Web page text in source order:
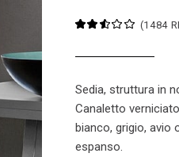
(1484
Sedia, struttura in
Canaletto
bianco, grigio, avio
espanso.